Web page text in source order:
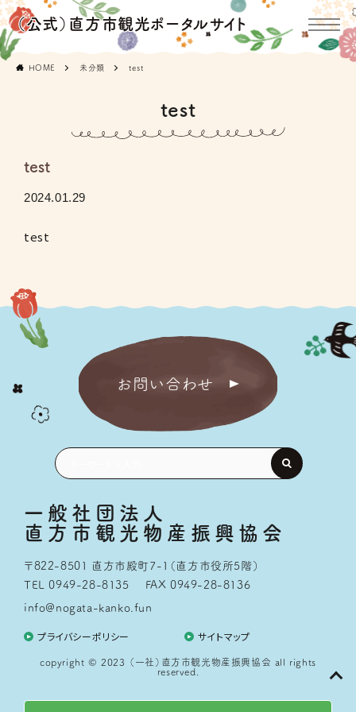
（公式）直方市観光ポータルサイト
HOME 未分類 test
test
test
2024.01.29
test
一般社団法人
直方市観光物産振興協会
〒822-8501 直方市殿町7-1（直方市役所5階）
TEL 0949-28-8135
FAX 0949-28-8136
info@nogata-kanko.fun
お問い合わせ
copyright © 2023 （一社）直方市観光物産振興協会 all rights
reserved.
プライバシーポリシー サイトマップ